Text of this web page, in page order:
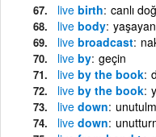
live birth canlı
live body
live broadcast
live by geçin
live by the book
live by the book
live down
live down